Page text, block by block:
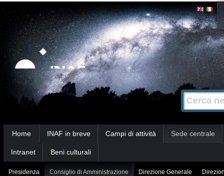
Strumenti
personali
Salta
contenuti.
|
Salta
alla
navigazione
Cerca nel
Ricerca
avanzata…
Home INAF in breve Campi di attività Sede centrale
Intranet Beni culturali
Presidenza Consiglio di Amministrazione Direzione Generale